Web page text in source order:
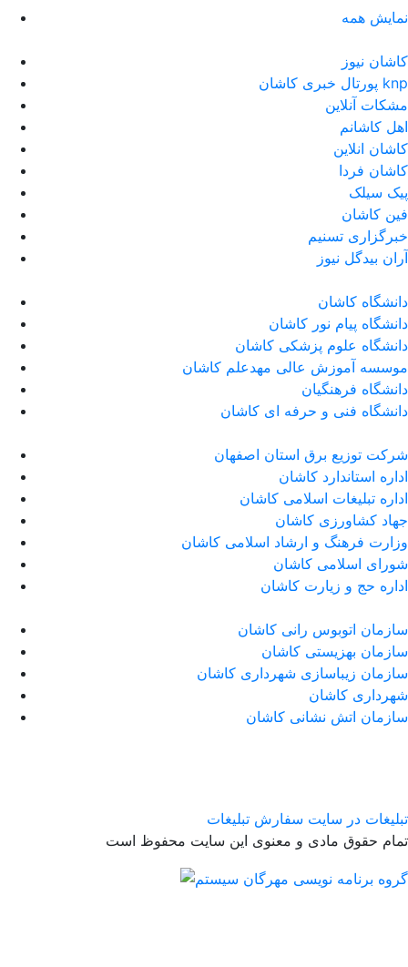
نمایش همه
کاشان نیوز
پورتال خبری كاشان knp
مشکات آنلاین
اهل کاشانم
کاشان انلاین
کاشان فردا
پیک سیلک
فین کاشان
خبرگزاری تسنیم
آران بیدگل نیوز
دانشگاه کاشان
دانشگاه پیام نور کاشان
دانشگاه علوم پزشکی کاشان
موسسه آموزش عالی مهدعلم کاشان
دانشگاه فرهنگیان
دانشگاه فنی و حرفه ای کاشان
شرکت توزیع برق استان اصفهان
اداره استاندارد كاشان
اداره تبلیغات اسلامی کاشان
جهاد کشاورزی کاشان
وزارت فرهنگ و ارشاد اسلامی کاشان
شورای اسلامی کاشان
اداره حج و زیارت کاشان
سازمان اتوبوس رانی کاشان
سازمان بهزیستی کاشان
سازمان زیباسازی شهرداری کاشان
شهرداری کاشان
سازمان اتش نشانی کاشان
تبلیغات در سایت سفارش تبلیغات
تمام حقوق مادی و معنوی این سایت محفوظ است